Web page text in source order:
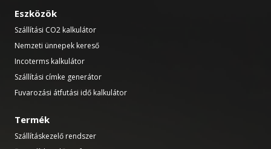
Eszközök
Szállítási CO2 kalkulátor
Nemzeti ünnepek kereső
Incoterms kalkulátor
Szállítási címke generátor
Fuvarozási átfutási idő kalkulátor
Termék
Szállításkezelő rendszer